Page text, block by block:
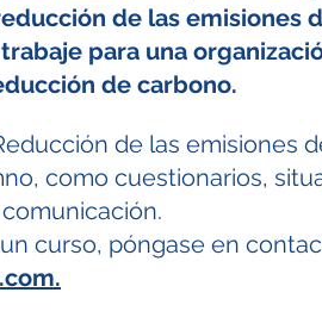
de las emisiones
para una
de carbono.
de las emisiones
como cuestionarios,
curso, póngase en
.